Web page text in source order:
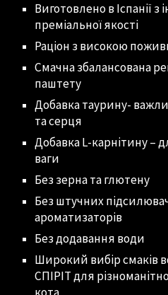
Виготовлено в Іспанії з
преміальної якості
Раціон з високою
Смачна збалансована
паштету
Добавка таурину-
та серця
Добавка L-карнітину –
ваги
Без зерна та глютену
Без штучних
ароматизаторів
Без додавання води
Широкий вибір смаків
СПІРІТ для